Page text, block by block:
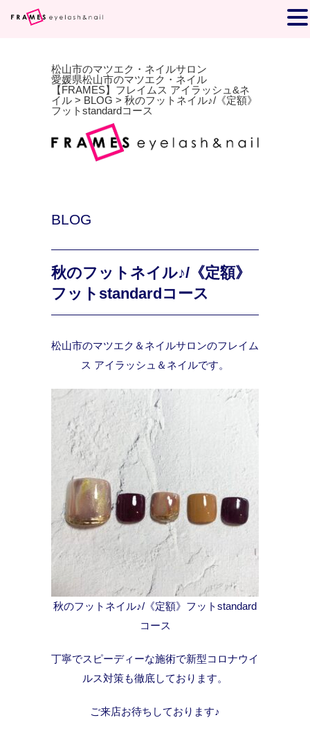
松山市のマツエク・ネイルサロン
愛媛県松山市のマツエク・ネイル
【FRAMES】フレイムス アイラッシュ&ネ
イル > BLOG > 秋のフットネイル♪/《定額》
フットstandardコース
BLOG
秋のフットネイル♪/《定額》
フットstandardコース
松山市のマツエク＆ネイルサロンのフレイム
ス アイラッシュ＆ネイルです。
秋のフットネイル♪/《定額》フットstandard
コース
丁寧でスピーディーな施術で新型コロナウイ
ルス対策も徹底しております。
ご来店お待ちしております♪